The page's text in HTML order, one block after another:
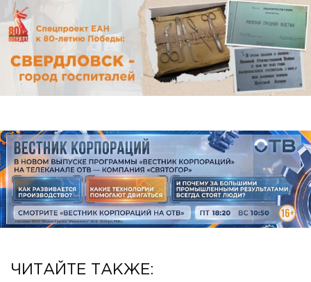
ЧИТАЙТЕ ТАКЖЕ: